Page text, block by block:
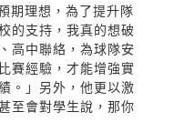
期理想，為了提升隊
的支持，我真的想破
高中聯絡，為球隊安
賽經驗，才能增強實
。」另外，他更以激
至會對學生說，那你